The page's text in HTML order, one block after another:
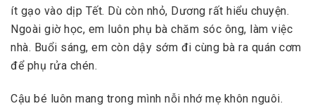
ít gạo vào dịp Tết. Dù còn nhỏ, Dương rất hiểu chuyện.
Ngoài giờ học, em luôn phụ bà chăm sóc ông, làm việc
nhà. Buổi sáng, em còn dậy sớm đi cùng bà ra quán cơm
để phụ rửa chén.
Cậu bé luôn mang trong mình nỗi nhớ mẹ khôn nguôi.